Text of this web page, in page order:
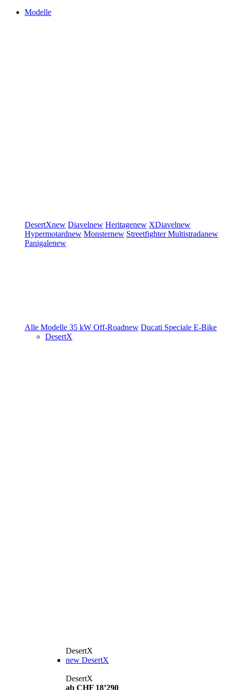
Modelle
DesertXnew Diavelnew Heritagenew XDiavelnew
Hypermotardnew Monsternew StreetfighterMultistradanew
Panigalenew
Alle Modelle 35 kW Off-Roadnew Ducati Speciale E-Bike
DesertX
DesertX
new DesertX
DesertX
ab CHF 18’290